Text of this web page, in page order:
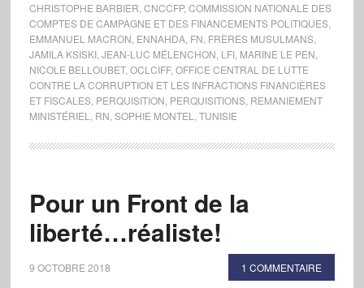
CHRISTOPHE BARBIER CNCCFP, COMMISSION NATIONALE DES
COMPTES DE CAMPAGNE ET DES FINANCEMENTS POLITIQUES,
EMMANUEL MACRON ENNAHDA, FN FRÈRES MUSULMANS,
JAMILA KSISKI, JEAN-LUC MÉLENCHON LFI, MARINE LE PEN
NICOLE BELLOUBET, OCLCIFF, OFFICE CENTRAL DE LUTTE
CONTRE LA CORRUPTION ET LES INFRACTIONS FINANCIÈRES
ET FISCALES, PERQUISITION PERQUISITIONS, REMANIEMENT
MINISTÉRIEL
RN SOPHIE MONTEL TUNISIE
Pour un Front de la
liberté…réaliste!
9 OCTOBRE 2018 1 COMMENTAIRE